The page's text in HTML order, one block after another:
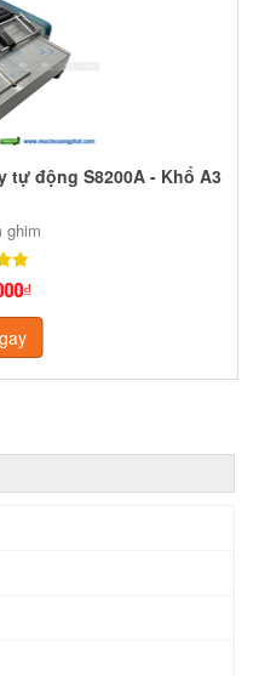
tự động S8200A - Khổ A3
ghim